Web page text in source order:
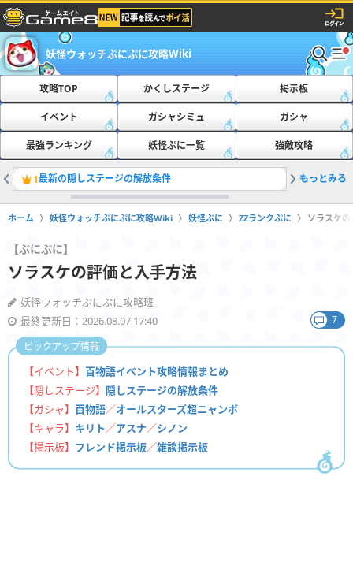
妖怪ウォッチぷにぷに攻略Wiki
攻略TOP かくしステージ 掲示板
イベント ガシャシミュ ガシャ
最強ランキング 妖怪ぷに一覧 強敵攻略
1最新の隠しステージの解放条件 2ともだ
もっとみる
ホーム 妖怪ウォッチぷにぷに攻略Wiki 妖怪ぷに ZZランクぷに ソラスケ
【ぷにぷに】
ソラスケの評価と入手方法
妖怪ウォッチぷにぷに攻略班
最終更新日：2026.08.07 17:40
7
【イベント】 百物語イベント攻略情報まとめ
【隠しステージ】 隠しステージの解放条件
【ガシャ】 百物語／オールスターズ超ニャンボ
【キャラ】 キリト／アスナ／シノン
【掲示板】 フレンド掲示板／雑談掲示板
ピックアップ情報